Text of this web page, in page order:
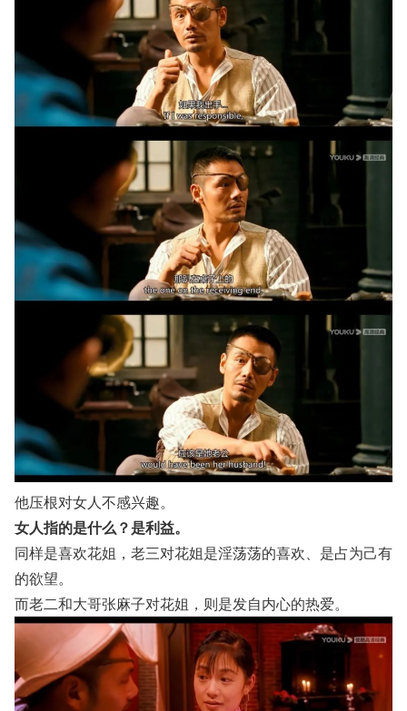
他压根对女人不感兴趣。
女人指的是什么？是利益。
同样是喜欢花姐，老三对花姐是淫荡荡的喜欢、是占为己有
的欲望。
而老二和大哥张麻子对花姐，则是发自内心的热爱。